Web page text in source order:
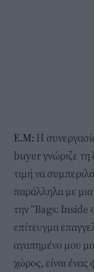
Ε.Μ: Η
buyer γνώριζε
τιμή να
παράλληλα με
την “Bags: Inside
επίτευγμα
αγαπημένο μου
χώρος, είναι